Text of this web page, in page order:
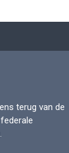
terug van de